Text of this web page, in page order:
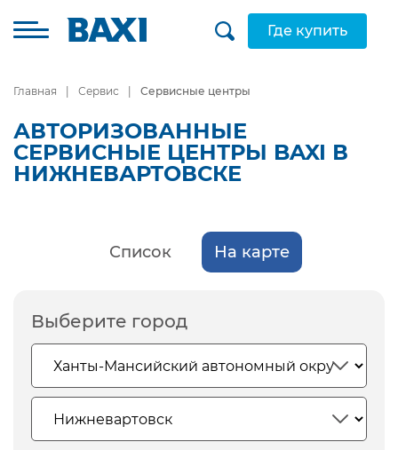
Где купить
Главная Сервис Сервисные центры
АВТОРИЗОВАННЫЕ
СЕРВИСНЫЕ ЦЕНТРЫ BAXI В
НИЖНЕВАРТОВСКЕ
Список На карте
Выберите город